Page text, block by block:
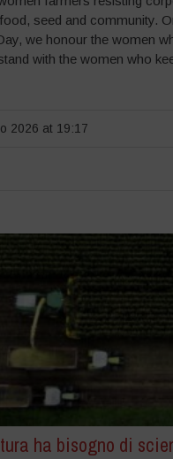
seed and community.
we honour the women
with the women who
2026 at 19:17
ha bisogno di